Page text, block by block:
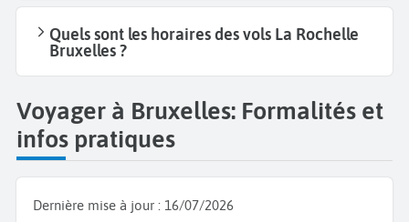
Quels sont les horaires des vols La Rochelle
Bruxelles ?
Voyager à Bruxelles: Formalités et
infos pratiques
Dernière mise à jour : 16/07/2026